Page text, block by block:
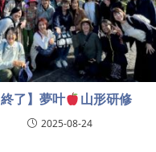
終了】夢叶 山形研修
2025-08-24